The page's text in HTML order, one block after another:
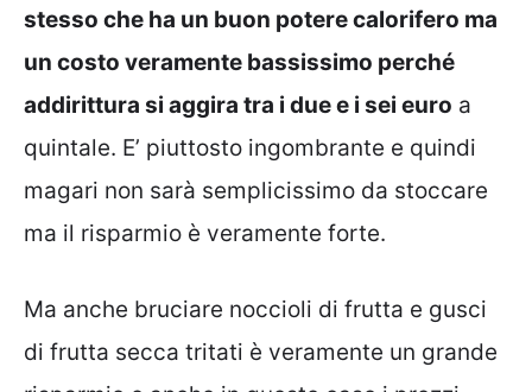
stesso che ha un buon potere calorifero ma
un costo veramente bassissimo perché
addirittura si aggira tra i due e i sei euro a
quintale. E’ piuttosto ingombrante e quindi
magari non sarà semplicissimo da stoccare
ma il risparmio è veramente forte.
Ma anche bruciare noccioli di frutta e gusci
di frutta secca tritati è veramente un grande